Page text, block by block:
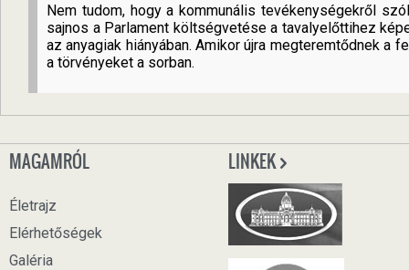
Nem tudom, hogy a kommunális tevékenységekről
sajnos a Parlament költségvetése a tavalyelőttihez
az anyagiak hiányában. Amikor újra megteremtődnek
a törvényeket a sorban.
MAGAMRÓL
Életrajz
Elérhetőségek
Galéria
LINKEK